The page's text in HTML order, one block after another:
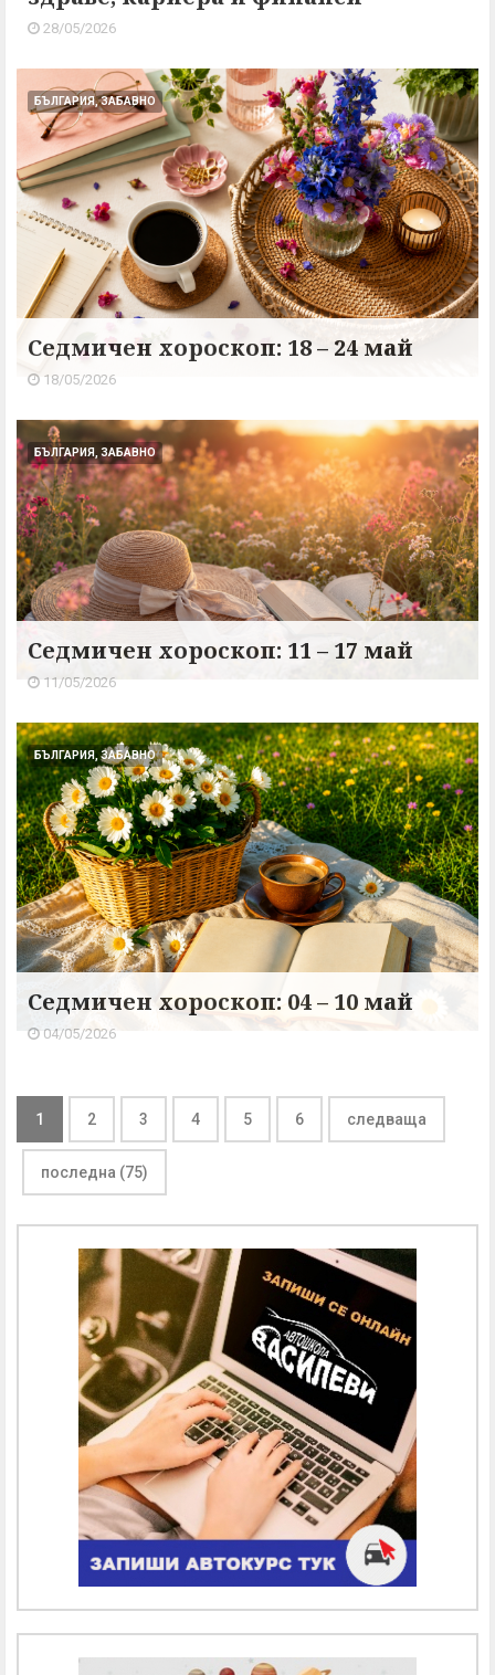
28/05/2026
БЪЛГАРИЯ, ЗАБАВНО
Седмичен хороскоп: 18 – 24 май
18/05/2026
БЪЛГАРИЯ, ЗАБАВНО
Седмичен хороскоп: 11 – 17 май
11/05/2026
БЪЛГАРИЯ, ЗАБАВНО
Седмичен хороскоп: 04 – 10 май
04/05/2026
1 2 3 4 5 6 следваща
последна (75)